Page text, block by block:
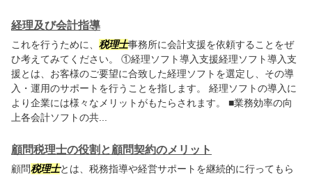
経理及び会計指導
これを行うために、 税理士事務所に会計支援を依頼することをぜ
ひ考えてみてください。 ①経理ソフト導入支援経理ソフト導入支
援とは、お客様のご要望に合致した経理ソフトを選定し、その導
入・運用のサポートを行うことを指します。 経理ソフトの導入に
より企業には様々なメリットがもたらされます。 ■業務効率の向
上各会計ソフトの共...
顧問税理士の役割と顧問契約のメリット
顧問税理士とは、税務指導や経営サポートを継続的に行ってもら